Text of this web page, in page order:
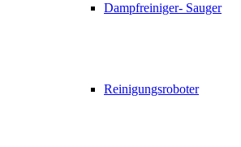
Dampfreiniger- Sauger
Reinigungsroboter